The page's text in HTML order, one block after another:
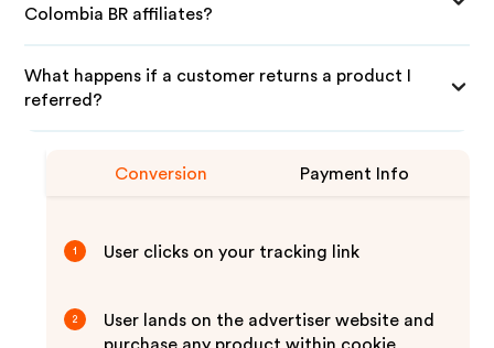
Colombia BR affiliates?
What happens if a customer returns a product I
referred?
Conversion Payment Info
1 User clicks on your tracking link
2
User lands on the advertiser website and